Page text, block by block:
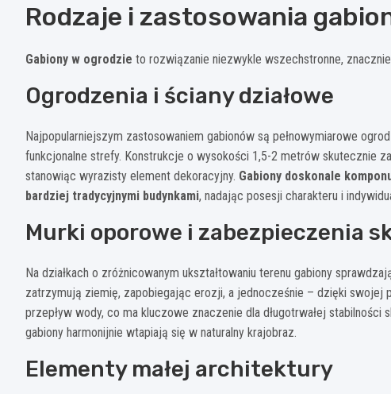
Rodzaje i zastosowania
Gabiony w ogrodzie to rozwiązanie niezwykle wszechstronne,
Ogrodzenia i ściany działowe
Najpopularniejszym zastosowaniem gabionów są pełnowymiarowe
funkcjonalne strefy. Konstrukcje o wysokości 1,5-2 metrów skutecznie
stanowiąc wyrazisty element dekoracyjny. Gabiony doskonale
bardziej tradycyjnymi budynkami, nadając posesji charakteru i
Murki oporowe i zabezpieczenia
Na działkach o zróżnicowanym ukształtowaniu terenu gabiony
zatrzymują ziemię, zapobiegając erozji, a jednocześnie – dzięki
przepływ wody, co ma kluczowe znaczenie dla długotrwałej
gabiony harmonijnie wtapiają się w naturalny krajobraz.
Elementy małej architektury